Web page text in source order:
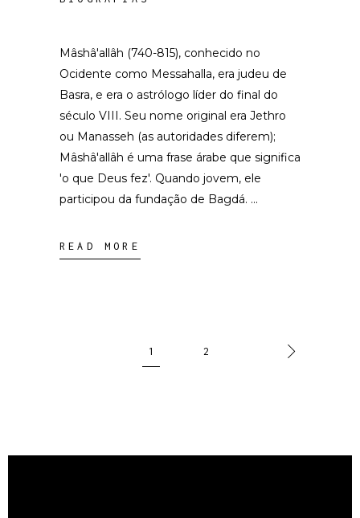
Mâshâ'allâh (740-815), conhecido no
Ocidente como Messahalla, era judeu de
Basra, e era o astrólogo líder do final do
século VIII. Seu nome original era Jethro
ou Manasseh (as autoridades diferem);
Mâshâ'allâh é uma frase árabe que significa
'o que Deus fez'. Quando jovem, ele
participou da fundação de Bagdá.
READ MORE
1 2